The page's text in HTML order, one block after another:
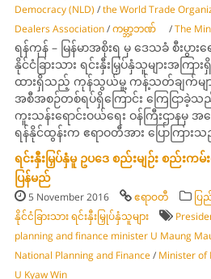
Democracy (NLD) /the World Trade
Dealers Association/ကမ္ဘာ့ဘဏ် /The
ရန်ကုန် – မြန်မာအစိုးရ မှ ဒေသခံ စီးပွားရ
နိုင်ငံခြားသား ရင်းနှီးမြှပ်နှံသူများအက
ထားရှိသည့် ကုန်သွယ်မူ့ ကန့်သတ်ချက်များအ
အစီအစဉ်တစ်ရပ်ရှိကြောင်း ကြေငြာခဲ့သည်
ကူးသန်းရောင်းဝယ်ရေး ဝန်ကြီးဌာနမှ အ
ရန်နိုင်ထွန်းက ဧရာဝတီအား ပြောကြားသ
ရင်းနှီးမြှပ်နှံမူ ဥပဒေ စည်းမျဉ်း စည်း
ပြန်မည်
5 November 2016 ဧရာဝတီ ပြ
နိုင်ငံခြားသား ရင်းနှီးမြှုပ်နှံသူများ
planning and finance minister U Maung
National Planning and Finance/ Minister of
U Kyaw Win